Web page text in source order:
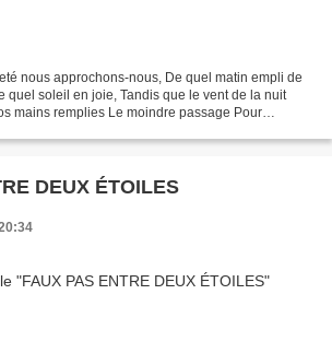
nous approchons-nous, De quel matin empli de
quel soleil en joie, Tandis que le vent de la nuit
mains remplies Le moindre passage Pour
DEUX ÉTOILES